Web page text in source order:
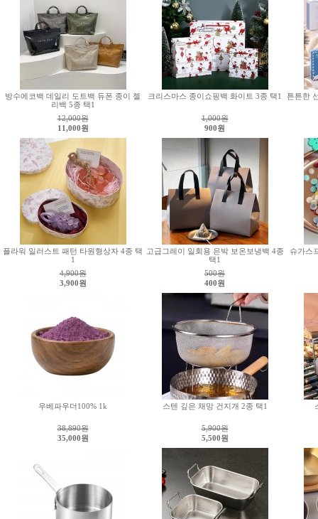
방수에코백 데일리 도트백 듀폰 종이 젤
리백 5종 택1
12,000원
11,000원
크리스마스 종이쇼핑백 화이트 3종 택1
1,000원
900원
튼튼한
플라워 일러스트 패턴 타원형상자 4종 택
1
4,900원
3,900원
고급그레이 일회용 은박 보온보냉백 4종
택1
500원
400원
슈가스
우베파우더100% 1k
38,890원
35,000원
스텐 깊은 채망 건지개 2종 택1
5,900원
5,500원